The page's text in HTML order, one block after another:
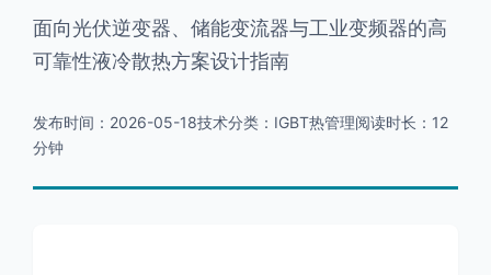
面向光伏逆变器、储能变流器与工业变频器的高
可靠性液冷散热方案设计指南
发布时间：2026-05-18技术分类：IGBT热管理阅读时长：12
分钟